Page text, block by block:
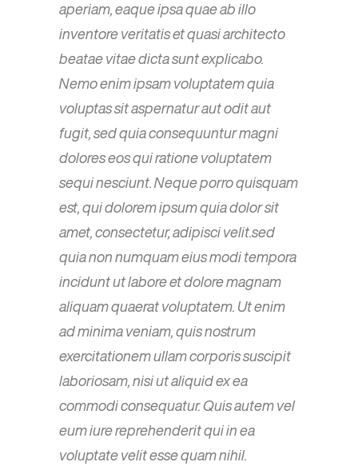
aperiam, eaque ipsa quae ab illo
inventore veritatis et quasi architecto
beatae vitae dicta sunt explicabo.
Nemo enim ipsam voluptatem quia
voluptas sit aspernatur aut odit aut
fugit, sed quia consequuntur magni
dolores eos qui ratione voluptatem
sequi nesciunt. Neque porro quisquam
est, qui dolorem ipsum quia dolor sit
amet, consectetur, adipisci velit.sed
quia non numquam eius modi tempora
incidunt ut labore et dolore magnam
aliquam quaerat voluptatem. Ut enim
ad minima veniam, quis nostrum
exercitationem ullam corporis suscipit
laboriosam, nisi ut aliquid ex ea
commodi consequatur. Quis autem vel
eum iure reprehenderit qui in ea
voluptate velit esse quam nihil.